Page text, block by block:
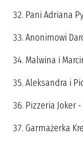
Pani Adriana
Anonimowi
Malwina i
Aleksandra i
Pizzeria Joker
Garmażerka